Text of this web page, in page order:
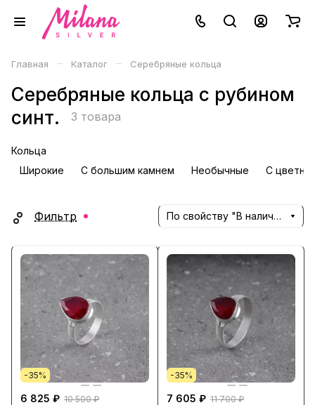
Главная – Каталог – Серебряные кольца
Серебряные кольца с рубином
синт.
3 товара
Кольца
Широкие
С большим камнем Необычные С
Фильтр По свойству "В наличии" (убывание)
-35%
6 825 ₽ 10 500 ₽
-35%
7 605 ₽ 11 700 ₽